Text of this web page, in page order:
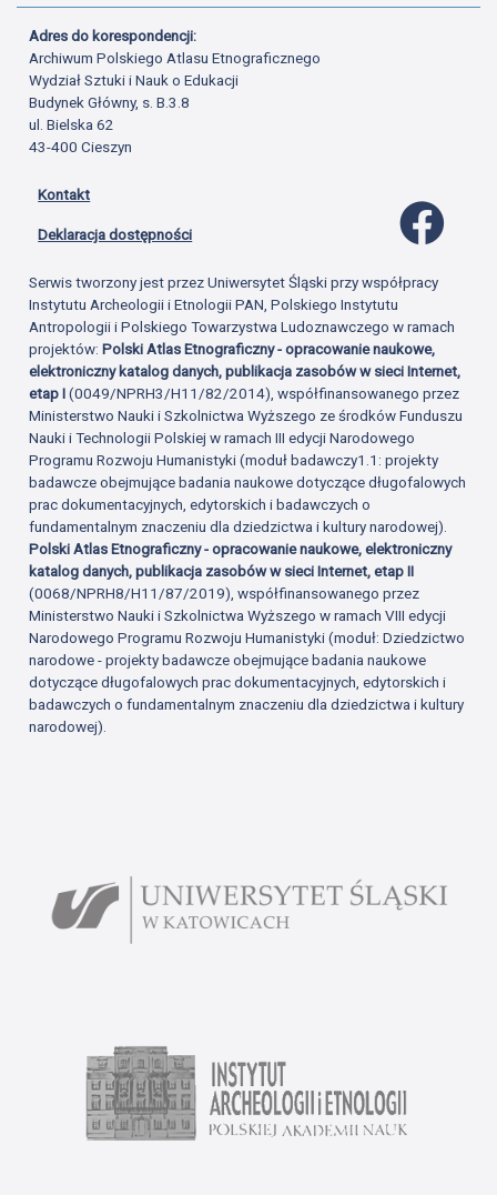
Adres do korespondencji:
Archiwum Polskiego Atlasu Etnograficznego
Wydział Sztuki i Nauk o Edukacji
Budynek Główny, s. B.3.8
ul. Bielska 62
43-400 Cieszyn
Kontakt
Deklaracja dostępności
Serwis tworzony jest przez Uniwersytet Śląski przy współpracy
Instytutu Archeologii i Etnologii PAN, Polskiego Instytutu
Antropologii i Polskiego Towarzystwa Ludoznawczego w ramach
projektów:Polski Atlas Etnograficzny - opracowanie naukowe,
elektroniczny katalog danych, publikacja zasobów w sieci Internet,
etap I(0049/NPRH3/H11/82/2014), współfinansowanego przez
Ministerstwo Nauki i Szkolnictwa Wyższego ze środków Funduszu
Nauki i Technologii Polskiej w ramach III edycji Narodowego
Programu Rozwoju Humanistyki (moduł badawczy1.1: projekty
badawcze obejmujące badania naukowe dotyczące długofalowych
prac dokumentacyjnych, edytorskich i badawczych o
fundamentalnym znaczeniu dla dziedzictwa i kultury narodowej).
Polski Atlas Etnograficzny - opracowanie naukowe, elektroniczny
katalog danych, publikacja zasobów w sieci Internet, etap II
(0068/NPRH8/H11/87/2019), współfinansowanego przez
Ministerstwo Nauki i Szkolnictwa Wyższego w ramach VIII edycji
Narodowego Programu Rozwoju Humanistyki (moduł: Dziedzictwo
narodowe - projekty badawcze obejmujące badania naukowe
dotyczące długofalowych prac dokumentacyjnych, edytorskich i
badawczych o fundamentalnym znaczeniu dla dziedzictwa i kultury
narodowej).